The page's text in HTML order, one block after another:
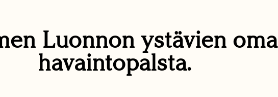
Luonnon ystävien oma
havaintopalsta.